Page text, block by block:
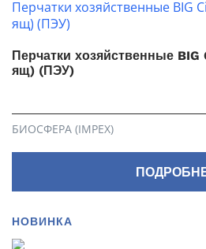
Перчатки хозяйственные
ящ) (ПЭУ)
БИОСФЕРА (IMPEX)
НОВИНКА